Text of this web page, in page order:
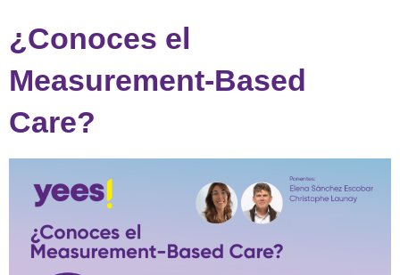
¿Conoces el
Measurement-Based
Care?